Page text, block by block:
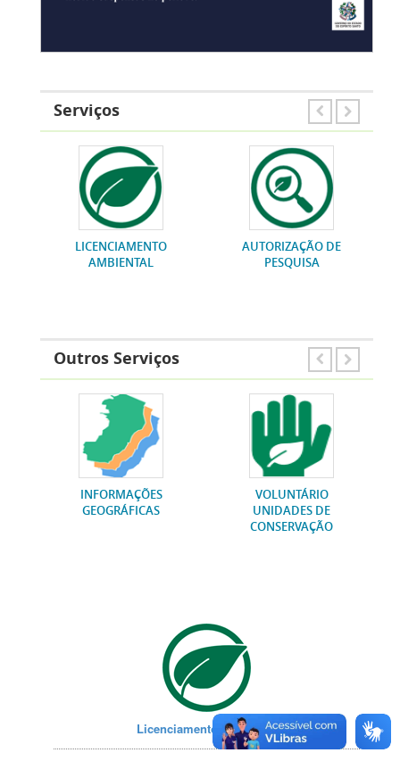
Serviços
LICENCIAMENTO
AMBIENTAL
AUTORIZAÇÃO DE
PESQUISA
Outros Serviços
INFORMAÇÕES
GEOGRÁFICAS
VOLUNTÁRIO
UNIDADES DE
CONSERVAÇÃO
Licenciamento Ambiental